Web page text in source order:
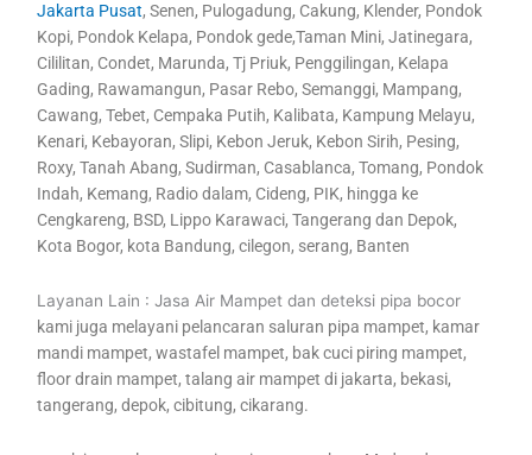
Jakarta Pusat, Senen, Pulogadung, Cakung, Klender, Pondok
Kopi, Pondok Kelapa, Pondok gede,Taman Mini, Jatinegara,
Cililitan, Condet, Marunda, Tj Priuk, Penggilingan, Kelapa
Gading, Rawamangun, Pasar Rebo, Semanggi, Mampang,
Cawang, Tebet, Cempaka Putih, Kalibata, Kampung Melayu,
Kenari, Kebayoran, Slipi, Kebon Jeruk, Kebon Sirih, Pesing,
Roxy, Tanah Abang, Sudirman, Casablanca, Tomang, Pondok
Indah, Kemang, Radio dalam, Cideng, PIK, hingga ke
Cengkareng, BSD, Lippo Karawaci, Tangerang dan Depok,
Kota Bogor, kota Bandung, cilegon, serang, Banten
Layanan Lain : Jasa Air Mampet dan deteksi pipa bocor
kami juga melayani pelancaran saluran pipa mampet, kamar
mandi mampet, wastafel mampet, bak cuci piring mampet,
floor drain mampet, talang air mampet di jakarta, bekasi,
tangerang, depok, cibitung, cikarang.